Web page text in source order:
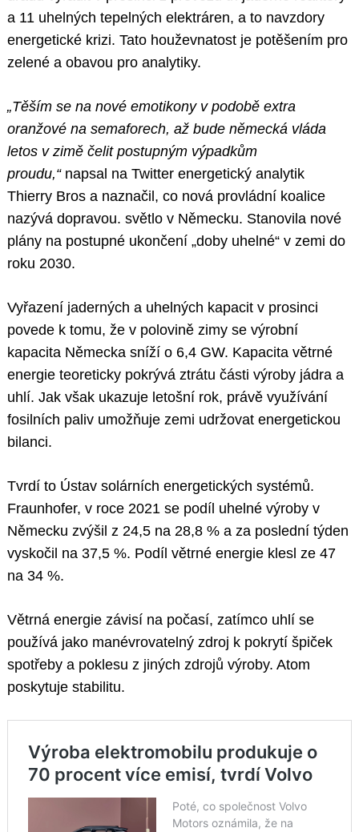
a 11 uhelných tepelných elektráren, a to navzdory
energetické krizi. Tato houževnatost je potěšením pro
zelené a obavou pro analytiky.
„Těším se na nové emotikony v podobě extra
oranžové na semaforech, až bude německá vláda
letos v zimě čelit postupným výpadkům
proudu,“napsal na Twitter energetický analytik
Thierry Bros a naznačil, co nová provládní koalice
nazývá dopravou. světlo v Německu. Stanovila nové
plány na postupné ukončení „doby uhelné“ v zemi do
roku 2030.
Vyřazení jaderných a uhelných kapacit v prosinci
povede k tomu, že v polovině zimy se výrobní
kapacita Německa sníží o 6,4 GW. Kapacita větrné
energie teoreticky pokrývá ztrátu části výroby jádra a
uhlí. Jak však ukazuje letošní rok, právě využívání
fosilních paliv umožňuje zemi udržovat energetickou
bilanci.
Tvrdí to Ústav solárních energetických systémů.
Fraunhofer, v roce 2021 se podíl uhelné výroby v
Německu zvýšil z 24,5 na 28,8 % a za poslední týden
vyskočil na 37,5 %. Podíl větrné energie klesl ze 47
na 34 %.
Větrná energie závisí na počasí, zatímco uhlí se
používá jako manévrovatelný zdroj k pokrytí špiček
spotřeby a poklesu z jiných zdrojů výroby. Atom
poskytuje stabilitu.